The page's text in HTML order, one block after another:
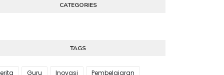
CATEGORIES
TAGS
Guru Inovasi Pembelajaran